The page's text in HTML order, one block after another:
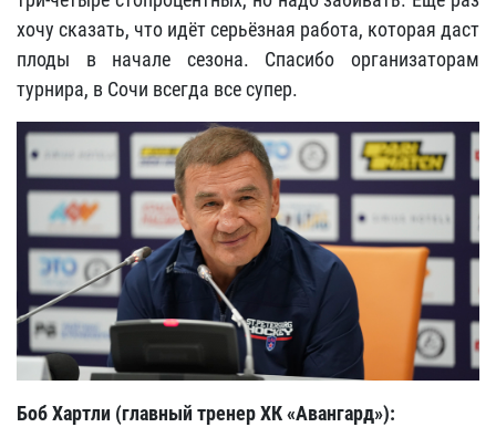
хочу сказать, что идёт серьёзная работа, которая даст
плоды в начале сезона. Спасибо организаторам
турнира, в Сочи всегда все супер.
Боб Хартли (главный тренер ХК «Авангард»):